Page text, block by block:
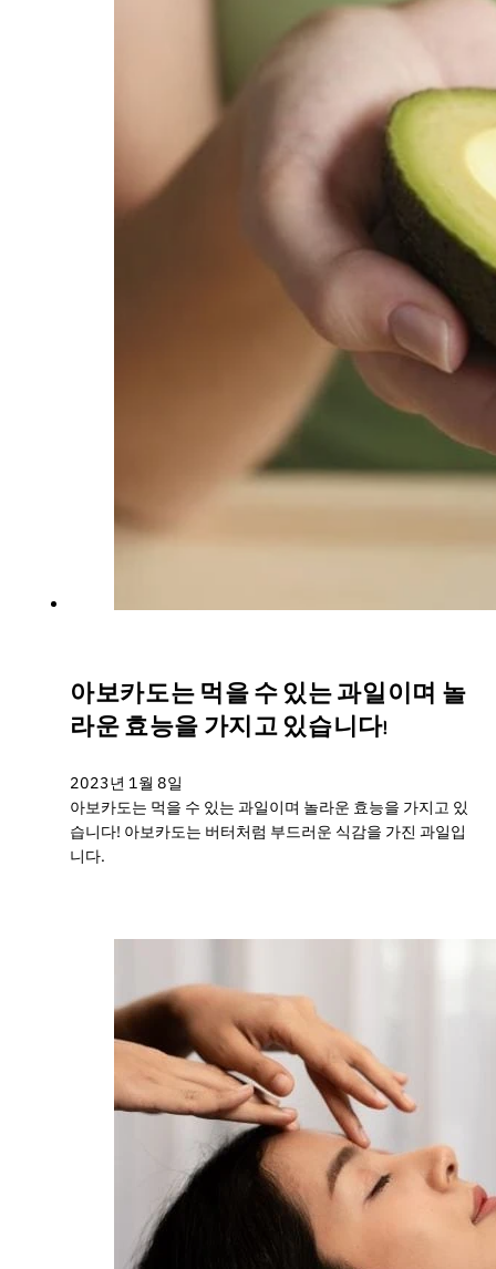
아보카도는 먹을 수 있는 과일이며 놀
라운 효능을 가지고 있습니다!
2023년 1월 8일
아보카도는 먹을 수 있는 과일이며 놀라운 효능을 가지고 있
습니다! 아보카도는 버터처럼 부드러운 식감을 가진 과일입
니다.